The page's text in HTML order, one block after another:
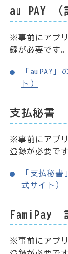
au PAY （
※事前にアプ
録が必要です。
「auPAY」
ト）
支払秘書
※事前にアプ
登録が必要です
「支払秘
式サイト）
FamiPay
※事前にアプ